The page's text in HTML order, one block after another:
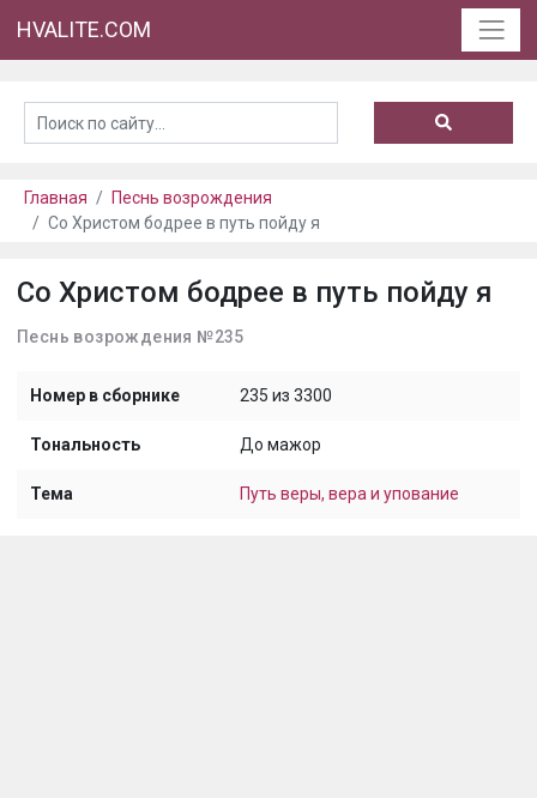
HVALITE.COM
Главная
Песнь возрождения
Со Христом бодрее в путь пойду я
Со Христом бодрее в путь пойду я
Песнь возрождения №235
Номер в сборнике 235 из 3300
Тональность До мажор
Тема Путь веры, вера и упование